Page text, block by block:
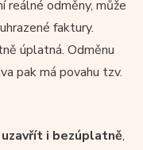
odměny, může
faktury.
úplatná. Odměnu
pak má povahu tzv.
i bezúplatně,